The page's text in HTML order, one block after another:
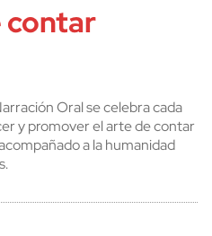
contar
Oral se celebra cada
y promover el arte de contar
a la humanidad